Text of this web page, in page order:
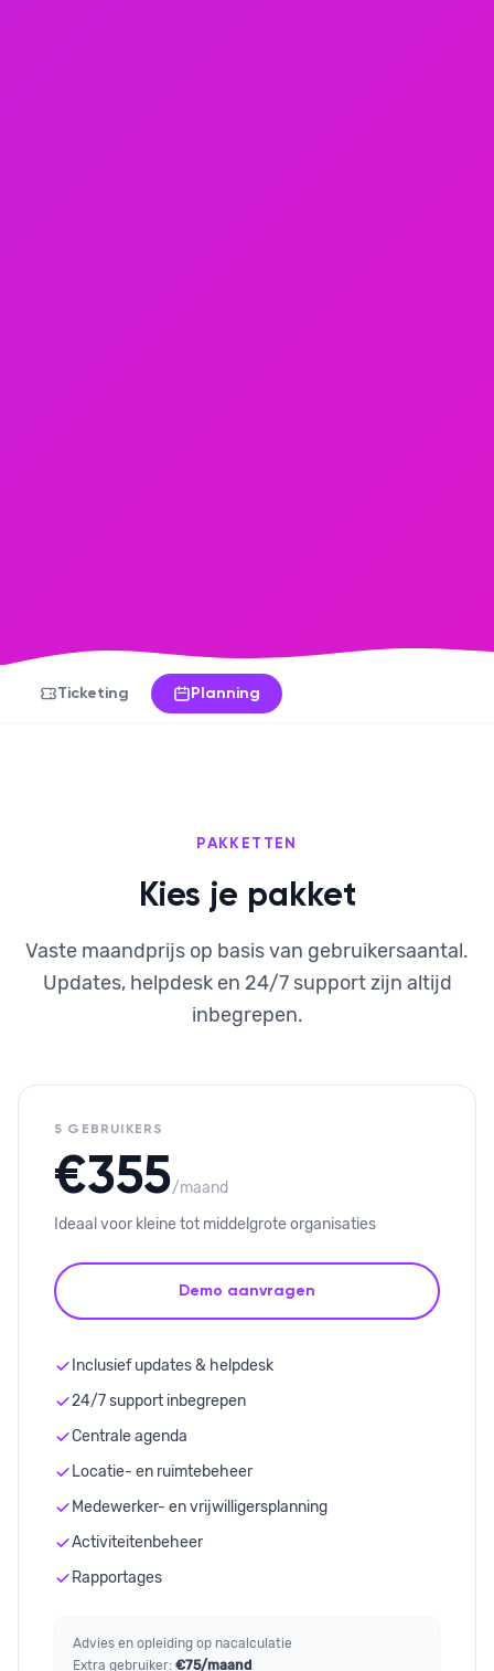
Ticketing Planning
PAKKETTEN
Kies je pakket
Vaste maandprijs op basis van gebruikersaantal.
Updates, helpdesk en 24/7 support zijn altijd
inbegrepen.
5 GEBRUIKERS
€355/maand
Ideaal voor kleine tot middelgrote organisaties
Demo aanvragen
Inclusief updates & helpdesk
24/7 support inbegrepen
Centrale agenda
Locatie- en ruimtebeheer
Medewerker- en vrijwilligersplanning
Activiteitenbeheer
Rapportages
Advies en opleiding op nacalculatie
Extra gebruiker: €75/maand